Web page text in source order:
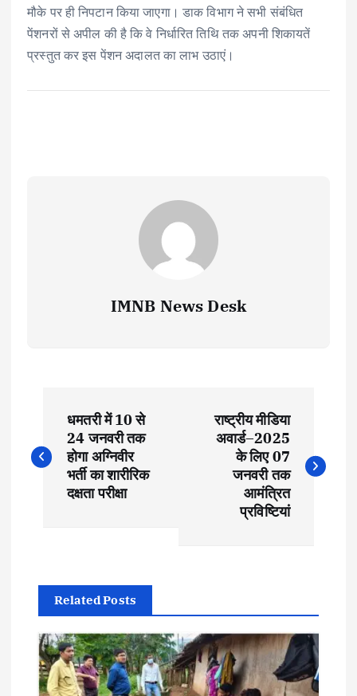
मौके पर ही निपटान किया जाएगा। डाक विभाग ने सभी संबंधित
पेंशनरों से अपील की है कि वे निर्धारित तिथि तक अपनी शिकायतें
प्रस्तुत कर इस पेंशन अदालत का लाभ उठाएं।
IMNB News Desk
o
v
धमतरी में 10 से
24 जनवरी तक
होगा अग्निवीर
भर्ती का शारीरिक
दक्षता परीक्षा
राष्ट्रीय मीडिया
अवार्ड–2025
के लिए 07
जनवरी तक
आमंत्रित
प्रविष्टियां
Related Posts